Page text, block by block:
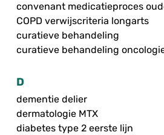
convenant medicatieproces
COPD verwijscriteria longarts
curatieve behandeling
curatieve behandeling
D
dementie delier
dermatologie MTX
diabetes type 2 eerste lijn